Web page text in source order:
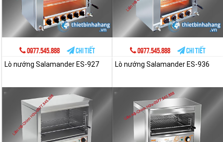
0977.545.888 Chi tiết 0977.545.888
Chi tiết
Lò nướng Salamander ES-927
Lò nướng Salamander ES-936